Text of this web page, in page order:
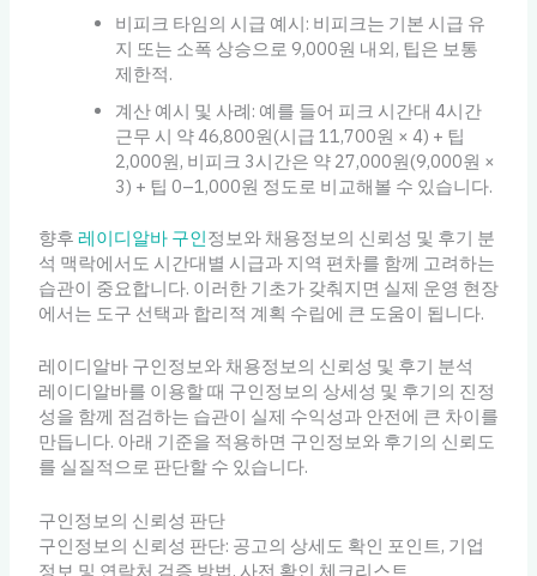
비피크 타임의 시급 예시: 비피크는 기본 시급 유
지 또는 소폭 상승으로 9,000원 내외, 팁은 보통
제한적.
계산 예시 및 사례: 예를 들어 피크 시간대 4시간
근무 시 약 46,800원(시급 11,700원 × 4) + 팁
2,000원, 비피크 3시간은 약 27,000원(9,000원 ×
3) + 팁 0–1,000원 정도로 비교해볼 수 있습니다.
향후 레이디알바 구인정보와 채용정보의 신뢰성 및 후기 분
석 맥락에서도 시간대별 시급과 지역 편차를 함께 고려하는
습관이 중요합니다. 이러한 기초가 갖춰지면 실제 운영 현장
에서는 도구 선택과 합리적 계획 수립에 큰 도움이 됩니다.
레이디알바 구인정보와 채용정보의 신뢰성 및 후기 분석
레이디알바를 이용할 때 구인정보의 상세성 및 후기의 진정
성을 함께 점검하는 습관이 실제 수익성과 안전에 큰 차이를
만듭니다. 아래 기준을 적용하면 구인정보와 후기의 신뢰도
를 실질적으로 판단할 수 있습니다.
구인정보의 신뢰성 판단
구인정보의 신뢰성 판단: 공고의 상세도 확인 포인트, 기업
정보 및 연락처 검증 방법, 사전 확인 체크리스트